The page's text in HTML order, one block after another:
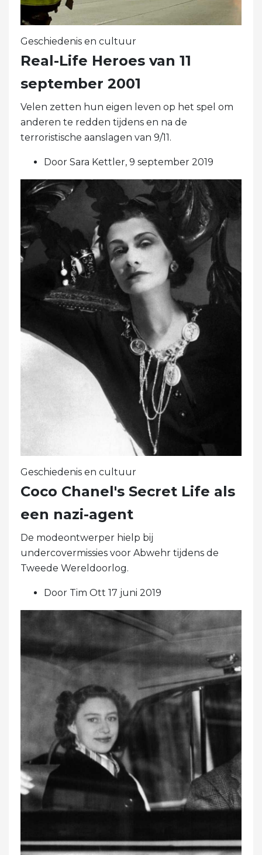
Geschiedenis en cultuur
Real-Life Heroes van 11
september 2001
Velen zetten hun eigen leven op het spel om
anderen te redden tijdens en na de
terroristische aanslagen van 9/11.
Door Sara Kettler, 9 september 2019
Geschiedenis en cultuur
Coco Chanel's Secret Life als
een nazi-agent
De modeontwerper hielp bij
undercovermissies voor Abwehr tijdens de
Tweede Wereldoorlog.
Door Tim Ott 17 juni 2019